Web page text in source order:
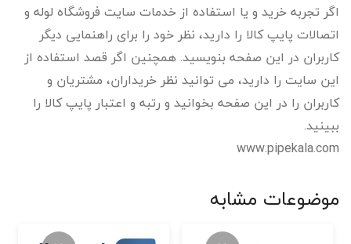
اگر تجربه خرید و یا استفاده از خدمات سایت فروشگاه لوله و
اتصالات پایپ کالا را دارید، نظر خود را برای راهنمایی دیگر
کاربران در این صفحه بنویسید. همچنین اگر قصد استفاده از
این سایت را دارید، می توانید نظر خریداران، مشتریان و
کاربران را در این صفحه بخوانید و رتبه و اعتبار پایپ کالا را
ببینید.
www.pipekala.com
موضوعات مشابه